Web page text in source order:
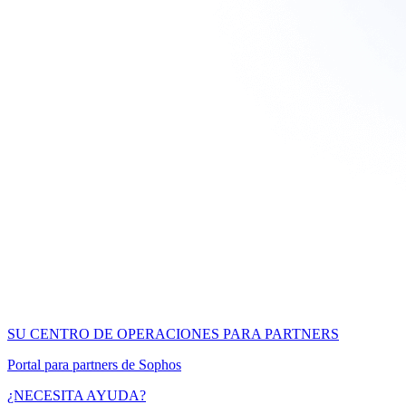
SU CENTRO DE OPERACIONES PARA PARTNERS
Portal para partners de Sophos
¿NECESITA AYUDA?